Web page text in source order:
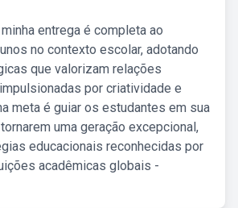
entrega é completa ao
no contexto escolar, adotando
que valorizam relações
por criatividade e
meta é guiar os estudantes em sua
uma geração excepcional,
educacionais reconhecidas por
acadêmicas globais -